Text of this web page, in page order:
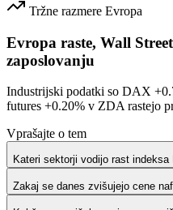
Tržne razmere Evropa
Evropa raste, Wall
zaposlovanju
Industrijski podatki so DAX
futures +0.20% v ZDA rastejo
Vprašajte o tem
Kateri sektorji vodijo rast indeksa
Zakaj se danes zvišujejo cene